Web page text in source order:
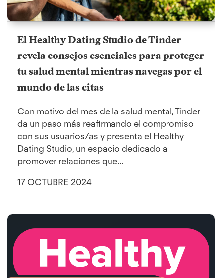
El Healthy Dating Studio de Tinder
revela consejos esenciales para proteger
tu salud mental mientras navegas por el
mundo de las citas
Con motivo del mes de la salud mental, Tinder
da un paso más reafirmando el compromiso
con sus usuarios/as y presenta el Healthy
Dating Studio, un espacio dedicado a
promover relaciones que...
17 OCTUBRE 2024